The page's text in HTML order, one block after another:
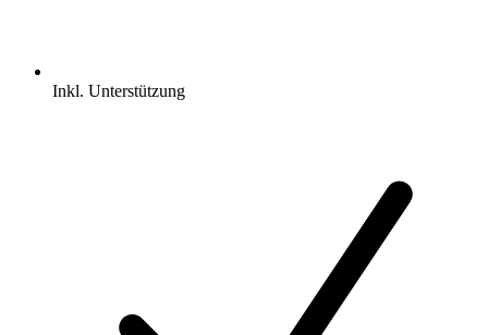
Inkl. Unterstützung